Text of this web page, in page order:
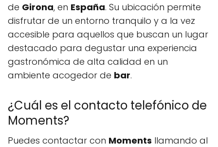
de Girona, en España. Su ubicación permite
disfrutar de un entorno tranquilo y a la vez
accesible para aquellos que buscan un lugar
destacado para degustar una experiencia
gastronómica de alta calidad en un
ambiente acogedor de bar.
¿Cuál es el contacto telefónico de
Moments?
Puedes contactar con Moments llamando al